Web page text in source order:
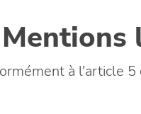
Mentions
à l'article